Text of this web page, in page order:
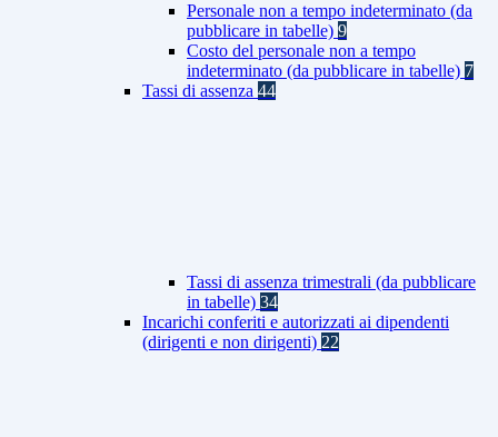
Personale non a tempo indeterminato (da
pubblicare in tabelle) 9
Costo del personale non a tempo
indeterminato (da pubblicare in tabelle) 7
Tassi di assenza 44
Tassi di assenza trimestrali (da pubblicare
in tabelle) 34
Incarichi conferiti e autorizzati ai dipendenti
(dirigenti e non dirigenti) 22